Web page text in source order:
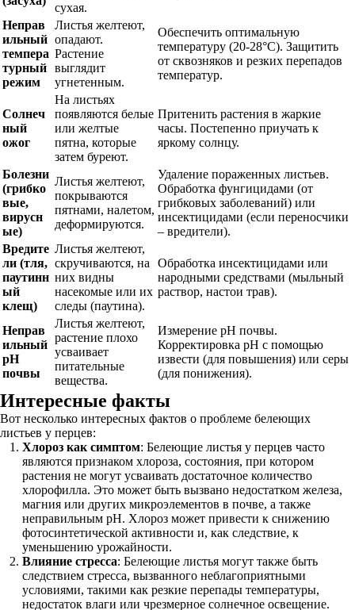
сухая.
Неправ
ильный
темпера
турный
режим
Листья желтеют,
опадают.
Растение
выглядит
угнетенным.
Обеспечить оптимальную
температуру (20-28°C). Защитить
от сквозняков и резких перепадов
температур.
Солнеч
ный
ожог
На листьях
появляются белые
или желтые
пятна, которые
затем буреют.
Притенить растения в жаркие
часы. Постепенно приучать к
яркому солнцу.
Болезни
(грибко
вые,
вирусн
ые)
Листья желтеют,
покрываются
пятнами, налетом,
деформируются.
Удаление пораженных листьев.
Обработка фунгицидами (от
грибковых заболеваний) или
инсектицидами (если переносчики
– вредители).
Вредите
ли (тля,
паутинн
ый
клещ)
Листья желтеют,
скручиваются, на
них видны
насекомые или их
следы (паутина).
Обработка инсектицидами или
народными средствами (мыльный
раствор, настои трав).
Неправ
ильный
pH
почвы
Листья желтеют,
растение плохо
усваивает
питательные
вещества.
Измерение pH почвы.
Корректировка pH с помощью
извести (для повышения) или серы
(для понижения).
Интересные факты
Вот несколько интересных фактов о проблеме белеющих
листьев у перцев:
Хлороз как симптом: Белеющие листья у перцев часто
являются признаком хлороза, состояния, при котором
растения не могут усваивать достаточное количество
хлорофилла. Это может быть вызвано недостатком железа,
магния или других микроэлементов в почве, а также
неправильным pH. Хлороз может привести к снижению
фотосинтетической активности и, как следствие, к
уменьшению урожайности.
Влияние стресса: Белеющие листья могут также быть
следствием стресса, вызванного неблагоприятными
условиями, такими как резкие перепады температуры,
недостаток влаги или чрезмерное солнечное освещение.